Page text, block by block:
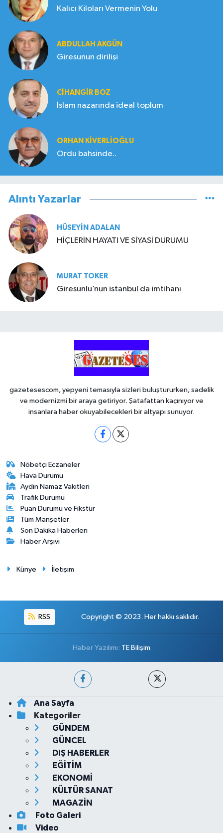
Kalıcı Kiloları Vermenin Yolu
ABDULLAH AKGÜN
Giresunun dirilişi
CIHANGIR BOZ
İslam nazarında ideal toplum
ORHAN KIVERLIOĞLU
Ordu bahsinde..
Alıntı Yazarlar
HÜSEYIN ADALAN
HİÇLERİN HAYATI VE SİYASİ DURUMU
MURAT TOKER
Giresunlu’nun istanbul da imtihanı
gazetesescom, yepyeni temasıyla sizleri buluştururken, sadelik
ve modernizmi bir araya getiriyor. Şatafattan kaçınıyor ve
insanlara haber okuyabilecekleri bir altyapı sunuyor.
Nöbetçi Eczaneler
Hava Durumu
Aydin Namaz Vakitleri
Trafik Durumu
Puan Durumu ve Fikstür
Tüm Manşetler
Son Dakika Haberleri
Haber Arşivi
Künye İletişim
RSS Copyright © 2023. Her hakkı saklıdır.
Haber Yazılımı: TE Bilişim
Ana Sayfa
Kategoriler
GÜNDEM
GÜNCEL
DIŞ HABERLER
EĞİTİM
EKONOMİ
KÜLTÜR SANAT
MAGAZİN
Foto Galeri
Video